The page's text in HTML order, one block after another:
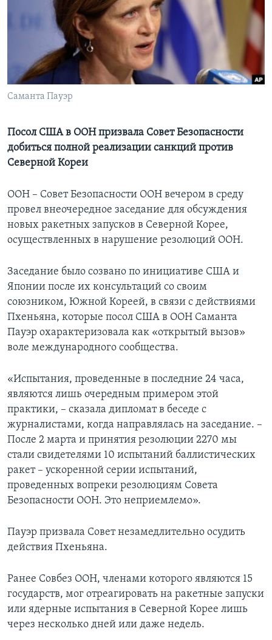
Learning English
СОЦИАЛЬНЫЕ СЕТИ
Саманта Пауэр
Посол США в ООН призвала Совет Безопасности
добиться полной реализации санкций против
Северной Кореи
ООН – Совет Безопасности ООН вечером в среду
провел внеочередное заседание для обсуждения
новых ракетных запусков в Северной Корее,
осуществленных в нарушение резолюций ООН.
Заседание было созвано по инициативе США и
Японии после их консультаций со своим
союзником, Южной Кореей, в связи с действиями
Пхеньяна, которые посол США в ООН Саманта
Пауэр охарактеризовала как «открытый вызов»
воле международного сообщества.
«Испытания, проведенные в последние 24 часа,
являются лишь очередным примером этой
практики, – сказала дипломат в беседе с
журналистами, когда направлялась на заседание. –
После 2 марта и принятия резолюции 2270 мы
стали свидетелями 10 испытаний баллистических
ракет – ускоренной серии испытаний,
проведенных вопреки резолюциям Совета
Безопасности ООН. Это неприемлемо».
Пауэр призвала Совет незамедлительно осудить
действия Пхеньяна.
Ранее Совбез ООН, членами которого являются 15
государств, мог отреагировать на ракетные запуски
или ядерные испытания в Северной Корее лишь
через несколько дней или даже недель.